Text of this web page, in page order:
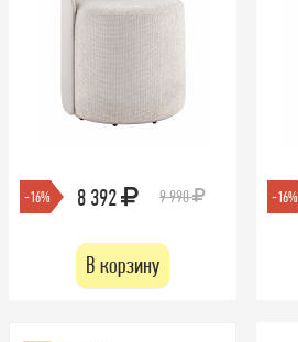
-16% 8 392 9 990
В корзину
-16%